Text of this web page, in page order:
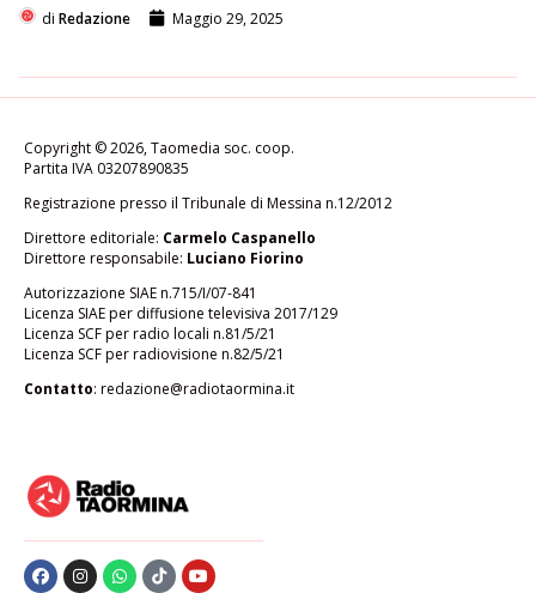
di Redazione Maggio 29, 2025
Copyright © 2026, Taomedia soc. coop.
Partita IVA 03207890835
Registrazione presso il Tribunale di Messina n.12/2012
Direttore editoriale: Carmelo Caspanello
Direttore responsabile: Luciano Fiorino
Autorizzazione SIAE n.715/I/07-841
Licenza SIAE per diffusione televisiva 2017/129
Licenza SCF per radio locali n.81/5/21
Licenza SCF per radiovisione n.82/5/21
Contatto: redazione@radiotaormina.it